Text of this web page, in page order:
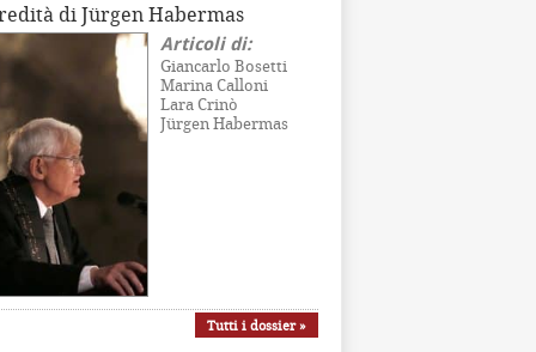
di Jürgen Habermas
Articoli di:
Giancarlo Bosetti
Marina Calloni
Lara Crinò
Jürgen Habermas
Tutti i dossier »